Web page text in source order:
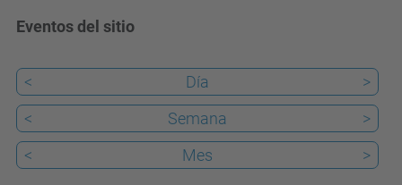
Eventos del sitio
< Día
>
<
Semana
>
<
Mes >